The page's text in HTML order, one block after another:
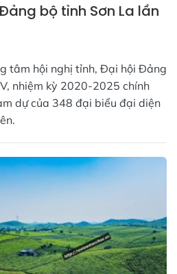
bộ tỉnh Sơn La lần
tâm hội nghị tỉnh, Đại hội Đảng
nhiệm kỳ 2020-2025 chính
dự của 348 đại biểu đại diện